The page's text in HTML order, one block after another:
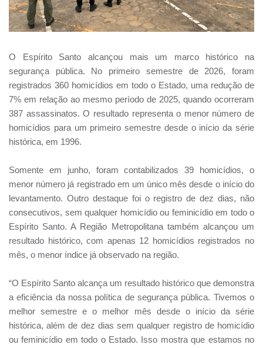
O Espírito Santo alcançou mais um marco histórico na
segurança pública. No primeiro semestre de 2026, foram
registrados 360 homicídios em todo o Estado, uma redução de
7% em relação ao mesmo período de 2025, quando ocorreram
387 assassinatos. O resultado representa o menor número de
homicídios para um primeiro semestre desde o início da série
histórica, em 1996.
Somente em junho, foram contabilizados 39 homicídios, o
menor número já registrado em um único mês desde o início do
levantamento. Outro destaque foi o registro de dez dias, não
consecutivos, sem qualquer homicídio ou feminicídio em todo o
Espírito Santo. A Região Metropolitana também alcançou um
resultado histórico, com apenas 12 homicídios registrados no
mês, o menor índice já observado na região.
“O Espírito Santo alcança um resultado histórico que demonstra
a eficiência da nossa política de segurança pública. Tivemos o
melhor semestre e o melhor mês desde o início da série
histórica, além de dez dias sem qualquer registro de homicídio
ou feminicídio em todo o Estado. Isso mostra que estamos no